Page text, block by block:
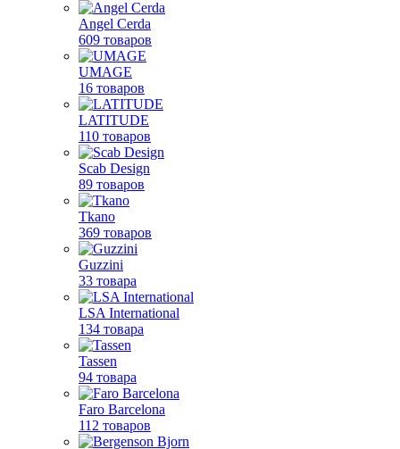
Angel Cerda
609 товаров
UMAGE
16 товаров
LATITUDE
110 товаров
Scab Design
89 товаров
Tkano
369 товаров
Guzzini
33 товара
LSA International
134 товара
Tassen
94 товара
Faro Barcelona
112 товаров